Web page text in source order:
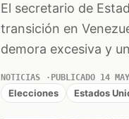
El secretario de
transición en
demora excesiva y
NOTICIAS PUBLICADO 14
Elecciones Estados